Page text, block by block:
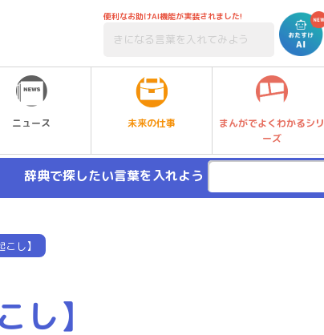
便利なお助けAI機能が実装されました!
ニュース 未来の仕事
まんがでよくわかるシリ
ーズ
辞典で探したい言葉を入れよう
し】
し】